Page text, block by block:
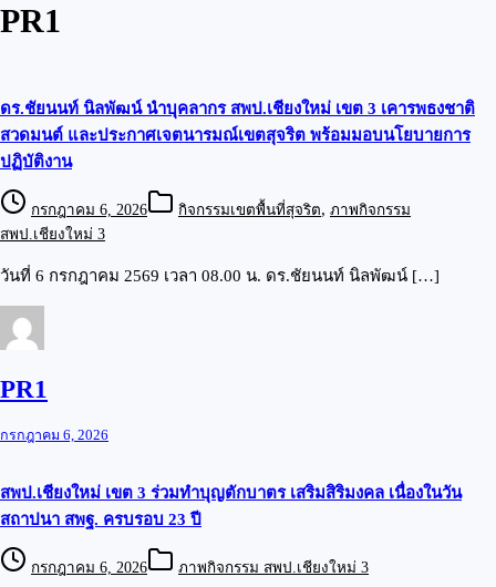
PR1
ดร.ชัยนนท์ นิลพัฒน์ นำบุคลากร สพป.เชียงใหม่ เขต 3 เคารพธงชาติ
สวดมนต์ และประกาศเจตนารมณ์เขตสุจริต พร้อมมอบนโยบายการ
ปฏิบัติงาน
กรกฎาคม 6, 2026 กิจกรรมเขตพื้นที่สุจริต, ภาพกิจกรรม
สพป.เชียงใหม่ 3
วันที่ 6 กรกฎาคม 2569 เวลา 08.00 น. ดร.ชัยนนท์ นิลพัฒน์ […]
PR1
กรกฎาคม 6, 2026
สพป.เชียงใหม่ เขต 3 ร่วมทำบุญตักบาตร เสริมสิริมงคล เนื่องในวัน
สถาปนา สพฐ. ครบรอบ 23 ปี
กรกฎาคม 6, 2026 ภาพกิจกรรม สพป.เชียงใหม่ 3